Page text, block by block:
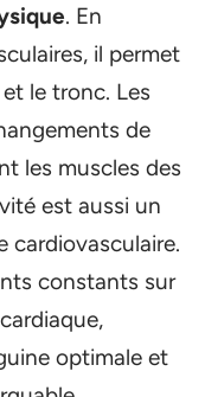
. En
il permet
le tronc. Les
de
les muscles des
est aussi un
cardiovasculaire.
constants sur
optimale et